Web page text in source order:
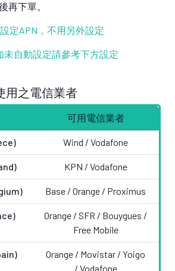
再下單。
定APN，不用另外設定
未自動設定請參考下方設定
用之電信業者
可用電信業者
Wind / Vodafone
KPN / Vodafone
Base / Orange / Proximus
Orange / SFR / Bouygues /
Free Mobile
Orange / Movistar / Yoigo
/ Vodafone